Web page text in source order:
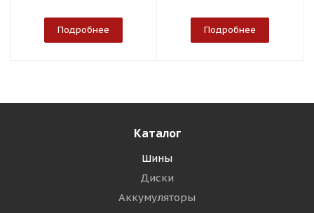
Подробнее Подробнее
Каталог
Шины
Диски
Аккумуляторы